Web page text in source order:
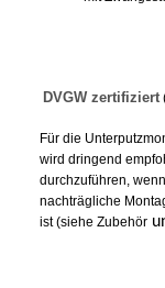
DVGW zertifiziert
Für die
wird dringend
durchzuführen,
nachträgliche
ist (siehe Zubehör